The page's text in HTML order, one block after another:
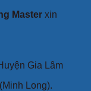
Master xin
Gia Lâm
Long).